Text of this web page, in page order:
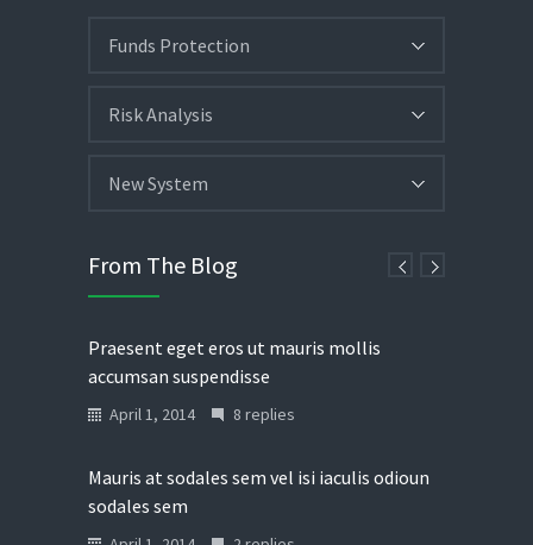
Funds Protection
Risk Analysis
New System
From The Blog
Praesent eget eros ut mauris mollis
accumsan suspendisse
April 1, 2014 8 replies
Mauris at sodales sem vel isi iaculis odioun
sodales sem